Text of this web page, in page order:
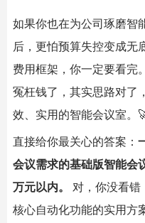
如果你也在为公司琢磨智
后，更怕预算失控变成无
费用框架，你一定要看完
冤枉钱了，其实思路对了
效、实用的智能会议室。
直接给你最关心的答案：
会议需求的基础版智能会
万元以内。
对，你没看错
核心自动化功能的实用方